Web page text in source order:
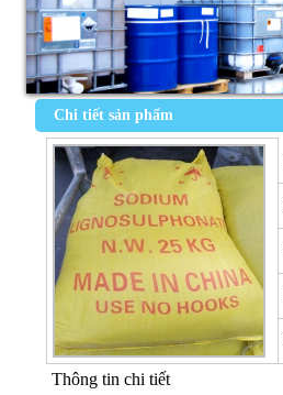
Chi tiết sản phẩm
Thông tin chi tiết